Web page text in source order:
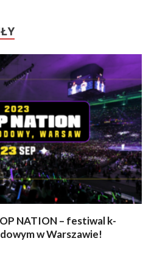
NATION – festiwal k-
w Warszawie!